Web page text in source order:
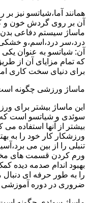
همانند آما،شیاتسو نیز
آن بر روی گردش خون و
ماساژ سیستم دفاعی بدن
درد،سر درد،اسم،و
آن: شیاتسو به عنوان
که تمام مزایای آن از
برای دنیای سخت کاری
ماساژ ورزشی چگونه
این ماساژ بیشتر برای
سوئدی و شیاتسو است
بیشتر از آنها استفاده
ورزشکار کار خود را به
تنبلی را از بین می
ورم کردن قسمت های
بهبود اندام صدمه دیده
را به طور حرفه ای دنبال
ضروری در دوره